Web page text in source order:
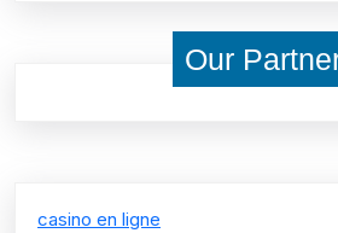
Our
casino en ligne